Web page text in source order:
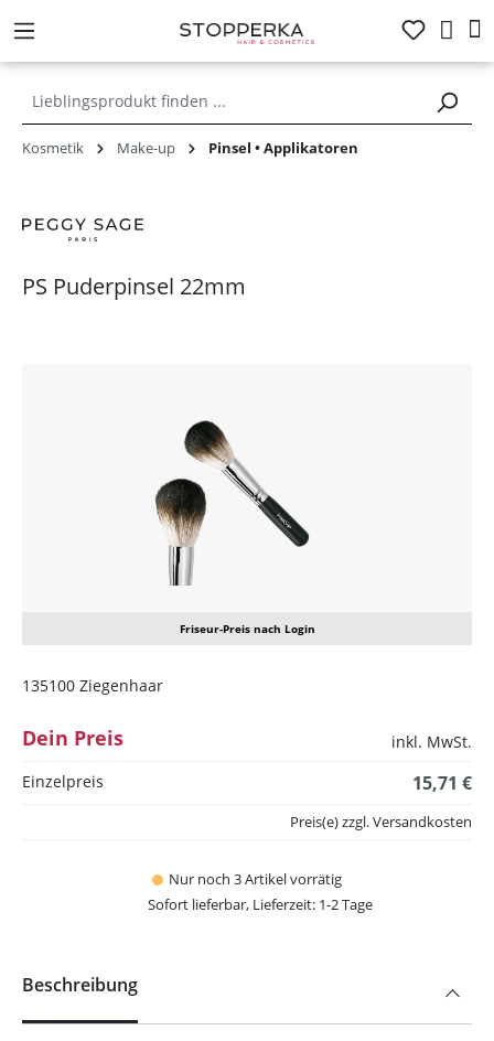
springen
Kosmetik Make-up Pinsel • Applikatoren
PS Puderpinsel 22mm
Friseur-Preis nach Login
135100 Ziegenhaar
Dein Preis
inkl. MwSt.
Einzelpreis
15,71 €
Nur noch 3 Artikel vorrätig
Sofort lieferbar, Lieferzeit: 1-2 Tage
Preis(e) zzgl. Versandkosten
Beschreibung